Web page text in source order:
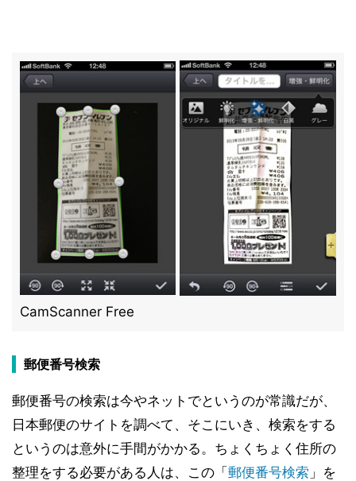
CamScanner Free
郵便番号検索
郵便番号の検索は今やネットでというのが常識だが、
日本郵便のサイトを調べて、そこにいき、検索をする
というのは意外に手間がかかる。ちょくちょく住所の
整理をする必要がある人は、この「 郵便番号検索 」を